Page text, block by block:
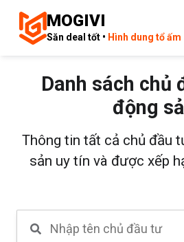
MOGIVI
Săn deal tốt • Hình dung tổ ấm
Danh sách chủ
động
Thông tin tất cả chủ đầu
sản uy tín và được xếp